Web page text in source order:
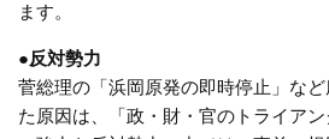
ます。
●反対勢力
菅総理の「浜岡原発の即時停止」な
た原因は、「政・財・官のトライアン